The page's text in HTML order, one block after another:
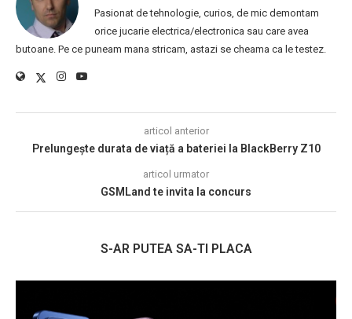
Pasionat de tehnologie, curios, de mic demontam
orice jucarie electrica/electronica sau care avea
butoane. Pe ce puneam mana stricam, astazi se cheama ca le testez.
articol anterior
Prelungește durata de viață a bateriei la BlackBerry Z10
articol urmator
GSMLand te invita la concurs
S-AR PUTEA SA-TI PLACA